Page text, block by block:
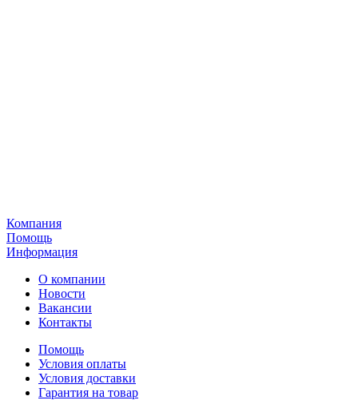
Компания
Помощь
Информация
О компании
Новости
Вакансии
Контакты
Помощь
Условия оплаты
Условия доставки
Гарантия на товар